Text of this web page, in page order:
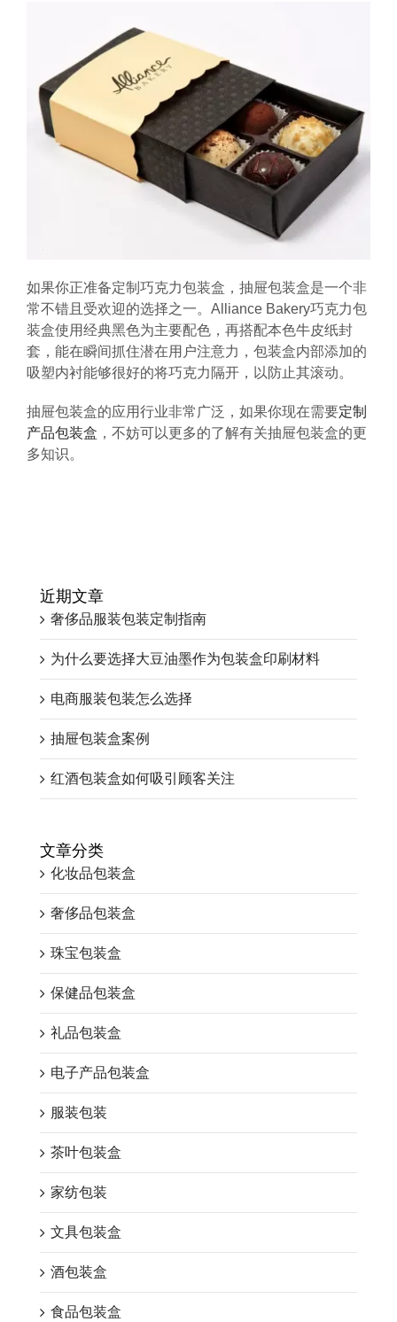
如果你正准备定制巧克力包装盒，抽屉包装盒是一个非
常不错且受欢迎的选择之一。Alliance Bakery巧克力包
装盒使用经典黑色为主要配色，再搭配本色牛皮纸封
套，能在瞬间抓住潜在用户注意力，包装盒内部添加的
吸塑内衬能够很好的将巧克力隔开，以防止其滚动。
抽屉包装盒的应用行业非常广泛，如果你现在需要定制
产品包装盒 ，不妨可以更多的了解有关抽屉包装盒的更
多知识。
近期文章
奢侈品服装包装定制指南
为什么要选择大豆油墨作为包装盒印刷材料
电商服装包装怎么选择
抽屉包装盒案例
红酒包装盒如何吸引顾客关注
文章分类
化妆品包装盒
奢侈品包装盒
珠宝包装盒
保健品包装盒
礼品包装盒
电子产品包装盒
服装包装
茶叶包装盒
家纺包装
文具包装盒
酒包装盒
食品包装盒